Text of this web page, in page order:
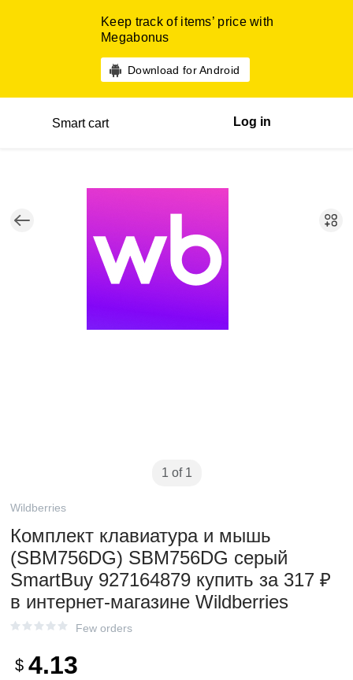
Keep track of items’ price with
Megabonus
Download for Android
Smart cart Log in
1 of 1
Wildberries
Комплект клавиатура и мышь
(SBM756DG) SBM756DG серый
SmartBuy 927164879 купить за 317 ₽
в интернет‑магазине Wildberries
Few orders
$ 4.13